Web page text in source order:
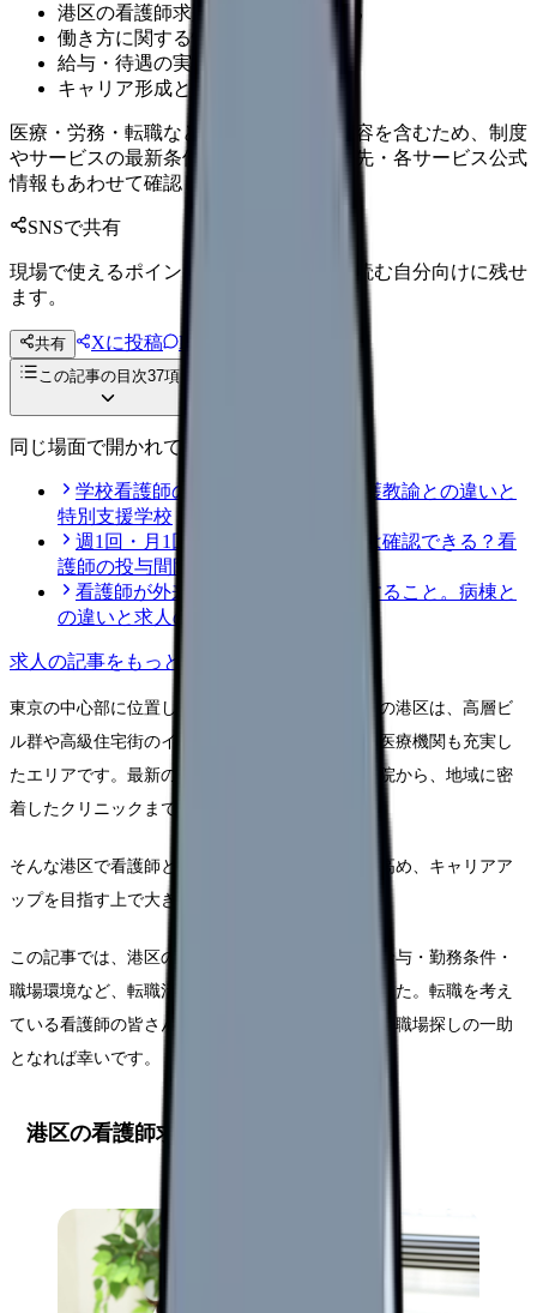
港区の看護師求人の現状を確認する
働き方に関する情報を確認する
給与・待遇の実態を確認する
キャリア形成と学びを確認する
医療・労務・転職など判断に影響する内容を含むため、制度
やサービスの最新条件は公的機関・勤務先・各サービス公式
情報もあわせて確認してください。
SNSで共有
現場で使えるポイントを、同僚やあとで読む自分向けに残せ
ます。
共有 Xに投稿 LINE
この記事の目次37項目
同じ場面で開かれている記事
学校看護師の仕事とキャリア｜養護教諭との違いと
特別支援学校
週1回・月1回の注射、前回投与日は確認できる？看
護師の投与間隔チェック
看護師が外来へ転職する前に確認すること。病棟と
の違いと求人の見方
求人 の記事をもっと見る
東京の中心部に位置し、洗練された街並みが魅力の港区は、高層ビ
ル群や高級住宅街のイメージが強い一方で、実は医療機関も充実し
たエリアです。最新の医療設備を備えた大規模病院から、地域に密
着したクリニックまで、多様な施設が存在します。
そんな港区で看護師として働くことは、専門性を高め、キャリアア
ップを目指す上で大きなチャンスとなるでしょう。
この記事では、港区の看護師求人事情について、給与・勤務条件・
職場環境など、転職活動に必要な情報を網羅しました。転職を考え
ている看護師の皆さんにとって、この記事が理想の職場探しの一助
となれば幸いです。
港区の看護師求人の現状